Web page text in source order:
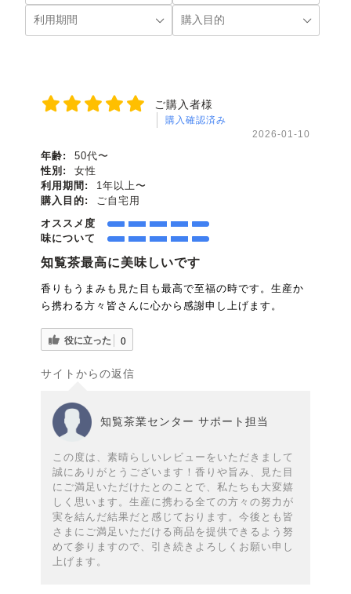
ご購入者様
購入確認済み
2026-01-10
年齢:
50代〜
性別:
女性
利用期間:
1年以上〜
購入目的:
ご自宅用
オススメ度
味について
知覧茶最高に美味しいです
香りもうまみも見た目も最高で至福の時です。生産か
ら携わる方々皆さんに心から感謝申し上げます。
役に立った 0
サイトからの返信
知覧茶業センター サポート担当
この度は、素晴らしいレビューをいただきまして
誠にありがとうございます！香りや旨み、見た目
にご満足いただけたとのことで、私たちも大変嬉
しく思います。生産に携わる全ての方々の努力が
実を結んだ結果だと感じております。今後とも皆
さまにご満足いただける商品を提供できるよう努
めて参りますので、引き続きよろしくお願い申し
上げます。